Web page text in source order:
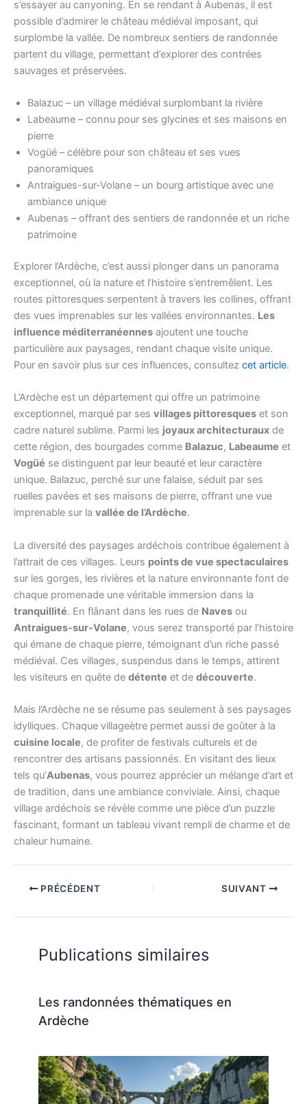
s’essayer au canyoning. En se rendant à Aubenas, il est
possible d’admirer le château médiéval imposant, qui
surplombe la vallée. De nombreux sentiers de randonnée
partent du village, permettant d’explorer des contrées
sauvages et préservées.
Balazuc – un village médiéval surplombant la rivière
Labeaume – connu pour ses glycines et ses maisons en
pierre
Vogüé – célèbre pour son château et ses vues
panoramiques
Antraigues-sur-Volane – un bourg artistique avec une
ambiance unique
Aubenas – offrant des sentiers de randonnée et un riche
patrimoine
Explorer l’Ardèche, c’est aussi plonger dans un panorama
exceptionnel, où la nature et l’histoire s’entremêlent. Les
routes pittoresques serpentent à travers les collines, offrant
des vues imprenables sur les vallées environnantes. Les
influence méditerranéennes ajoutent une touche
particulière aux paysages, rendant chaque visite unique.
Pour en savoir plus sur ces influences, consultez cet article.
L’Ardèche est un département qui offre un patrimoine
exceptionnel, marqué par ses villages pittoresques et son
cadre naturel sublime. Parmi les joyaux architecturaux de
cette région, des bourgades comme Balazuc, Labeaume et
Vogüé se distinguent par leur beauté et leur caractère
unique. Balazuc, perché sur une falaise, séduit par ses
ruelles pavées et ses maisons de pierre, offrant une vue
imprenable sur la vallée de l’Ardèche.
La diversité des paysages ardéchois contribue également à
l’attrait de ces villages. Leurs points de vue spectaculaires
sur les gorges, les rivières et la nature environnante font de
chaque promenade une véritable immersion dans la
tranquillité. En flânant dans les rues de Naves ou
Antraigues-sur-Volane, vous serez transporté par l’histoire
qui émane de chaque pierre, témoignant d’un riche passé
médiéval. Ces villages, suspendus dans le temps, attirent
les visiteurs en quête de détente et de découverte.
Mais l’Ardèche ne se résume pas seulement à ses paysages
idylliques. Chaque villageètre permet aussi de goûter à la
cuisine locale, de profiter de festivals culturels et de
rencontrer des artisans passionnés. En visitant des lieux
tels qu’Aubenas, vous pourrez apprécier un mélange d’art et
de tradition, dans une ambiance conviviale. Ainsi, chaque
village ardéchois se révèle comme une pièce d’un puzzle
fascinant, formant un tableau vivant rempli de charme et de
chaleur humaine.
PRÉCÉDENT SUIVANT
Publications similaires
Les randonnées thématiques en
Ardèche